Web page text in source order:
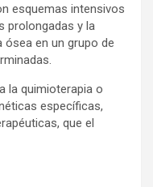
esquemas intensivos
prolongadas y la
ósea en un grupo de
la quimioterapia o
específicas,
que el